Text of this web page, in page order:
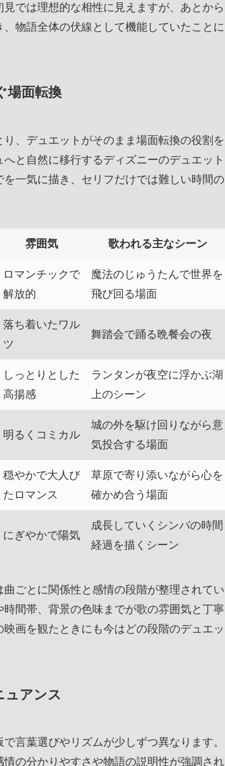
では理想的な相性に見えますが、あとから
物語全体の伏線として機能していたことに
場面転換
、デュエットがそのまま場面転換の役割を
と自然に移行するディズニーのデュエット
一気に描き、セリフだけでは難しい時間の
雰囲気 歌われる主なシーン
ロマンチックで
解放的
魔法のじゅうたんで世界を
飛び回る場面
落ち着いたワル
ツ
舞踏会で踊る晩餐会の夜
しっとりとした
高揚感
ランタンが夜空に浮かぶ湖
上のシーン
明るくコミカル
城の外を駆け回りながら意
気投合する場面
穏やかで大人び
たロマンス
草原で寄り添いながら心を
確かめ合う場面
にぎやかで陽気
成長していくシンバの時間
経過を描くシーン
ごとに関係性と感情の段階が整理されてい
間帯、背景の色味までが歌の雰囲気と丁寧
画を観たときにも今はどの段階のデュエッ
ュアンス
言葉選びやリズムが少しずつ異なります。
の分かりやすさや物語の説明性が強調され